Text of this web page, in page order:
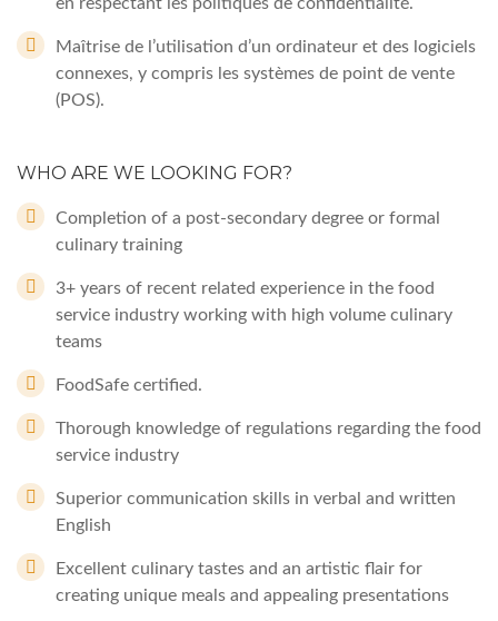
Maîtrise de l’utilisation d’un ordinateur et des logiciels
connexes, y compris les systèmes de point de vente
(POS).
WHO ARE WE LOOKING FOR?
Completion of a post-secondary degree or formal
culinary training
3+ years of recent related experience in the food
service industry working with high volume culinary
teams
FoodSafe certified.
Thorough knowledge of regulations regarding the food
service industry
Superior communication skills in verbal and written
English
Excellent culinary tastes and an artistic flair for
creating unique meals and appealing presentations